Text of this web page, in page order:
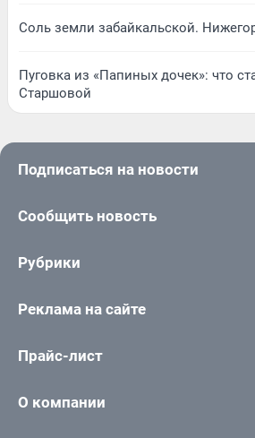
Соль земли забайкальской.
Пуговка из «Папиных дочек»: что
Старшовой
Подписаться на новости
Сообщить новость
Рубрики
Реклама на сайте
Прайс-лист
О компании